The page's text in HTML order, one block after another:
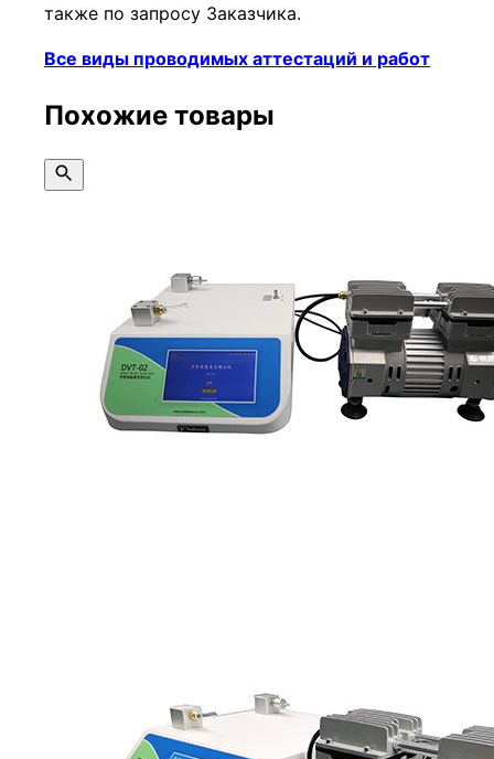
также по запросу Заказчика.
Все виды проводимых аттестаций и работ
Похожие товары